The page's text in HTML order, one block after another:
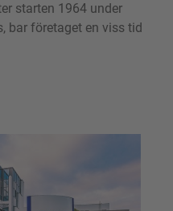
starten 1964 under
bar företaget en viss tid